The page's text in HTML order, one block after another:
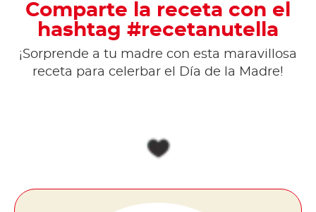
Comparte la receta con el
hashtag #recetanutella
¡Sorprende a tu madre con esta maravillosa
receta para celerbar el Día de la Madre!